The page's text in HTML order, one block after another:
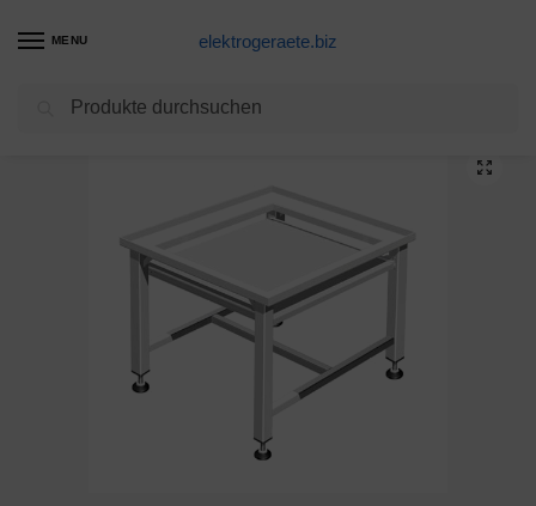
MENU elektrogeraete.biz
Waschmaschine Produkte /